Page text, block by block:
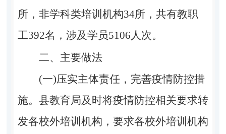
所，非学科类培训机构34所，共有教职
工392名，涉及学员5106人次。
二、主要做法
(一)压实主体责任，完善疫情防控措
施。 县教育局及时将疫情防控相关要求转
发各校外培训机构，要求各校外培训机构